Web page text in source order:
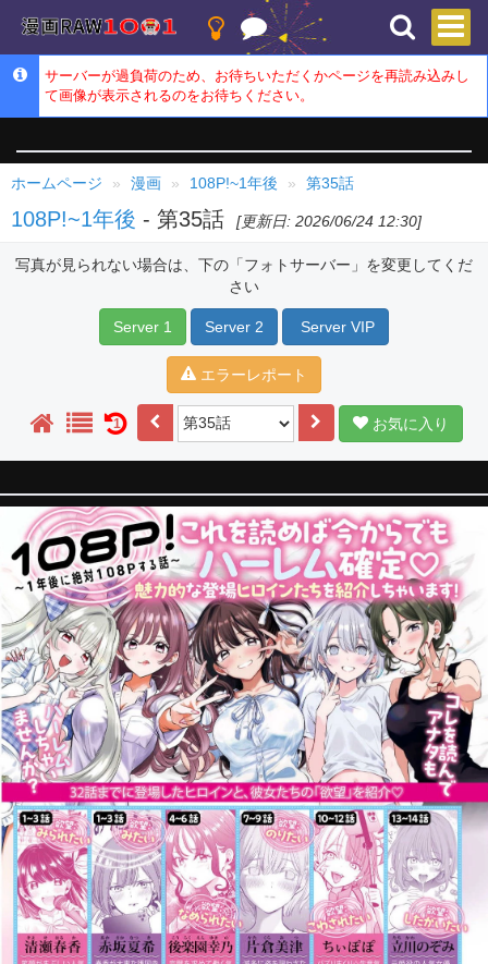
サーバーが過負荷のため、お待ちいただくかページを再読み込みし
て画像が表示されるのをお待ちください。
ホームページ 漫画 108P!~1年後 第35話
108P!~1年後 - 第35話 [更新日: 2026/06/24 12:30]
写真が見られない場合は、下の「フォトサーバー」を変更してくだ
さい
Server 1 Server 2 Server VIP
エラーレポート
1 お気に入り